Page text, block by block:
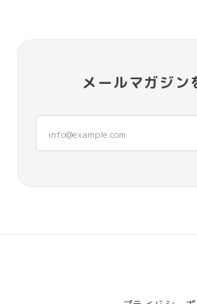
メールマガジン